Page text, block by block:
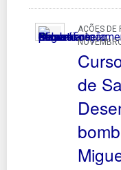
AÇÕES DE
de